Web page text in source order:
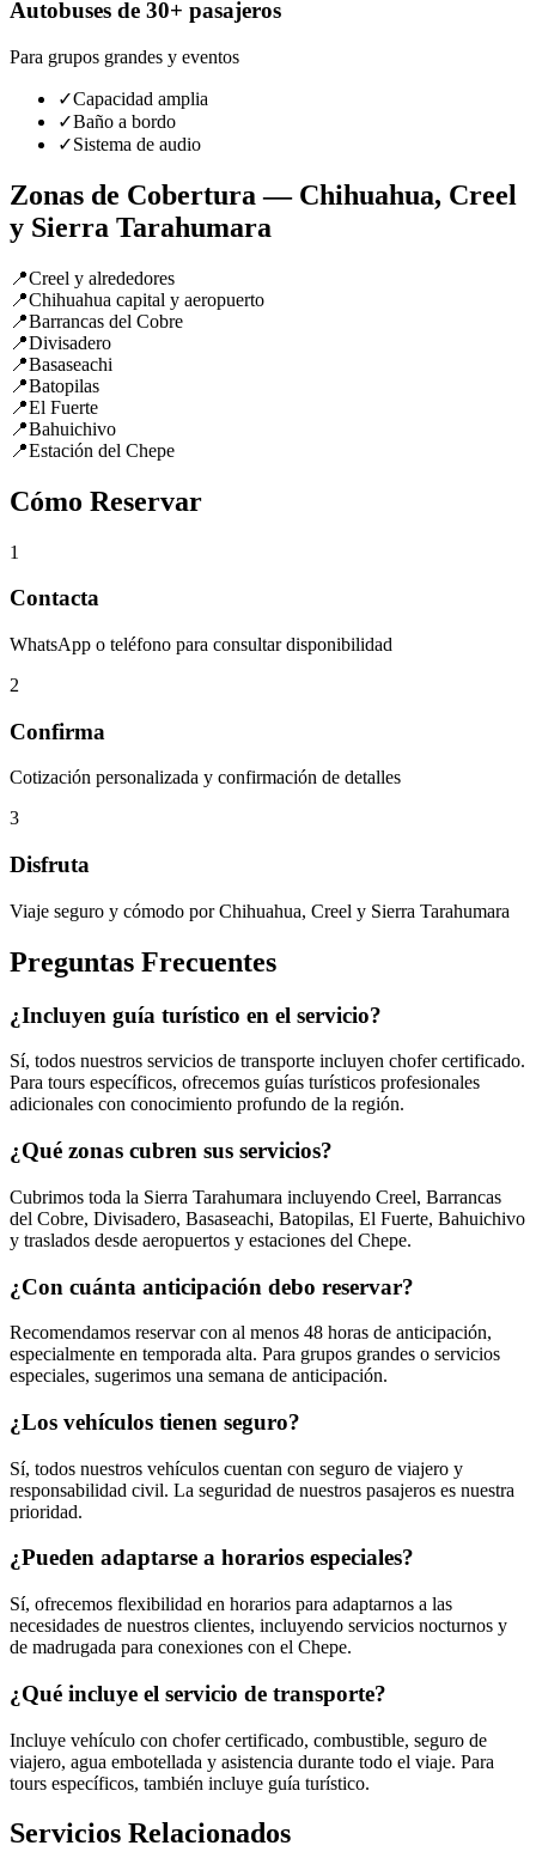
Autobuses de 30+ pasajeros
Para grupos grandes y eventos
✓Capacidad amplia
✓Baño a bordo
✓Sistema de audio
Zonas de Cobertura — Chihuahua, Creel
y Sierra Tarahumara
📍Creel y alrededores
📍Chihuahua capital y aeropuerto
📍Barrancas del Cobre
📍Divisadero
📍Basaseachi
📍Batopilas
📍El Fuerte
📍Bahuichivo
📍Estación del Chepe
Cómo Reservar
1
Contacta
WhatsApp o teléfono para consultar disponibilidad
2
Confirma
Cotización personalizada y confirmación de detalles
3
Disfruta
Viaje seguro y cómodo por Chihuahua, Creel y Sierra Tarahumara
Preguntas Frecuentes
¿Incluyen guía turístico en el servicio?
Sí, todos nuestros servicios de transporte incluyen chofer certificado.
Para tours específicos, ofrecemos guías turísticos profesionales
adicionales con conocimiento profundo de la región.
¿Qué zonas cubren sus servicios?
Cubrimos toda la Sierra Tarahumara incluyendo Creel, Barrancas
del Cobre, Divisadero, Basaseachi, Batopilas, El Fuerte, Bahuichivo
y traslados desde aeropuertos y estaciones del Chepe.
¿Con cuánta anticipación debo reservar?
Recomendamos reservar con al menos 48 horas de anticipación,
especialmente en temporada alta. Para grupos grandes o servicios
especiales, sugerimos una semana de anticipación.
¿Los vehículos tienen seguro?
Sí, todos nuestros vehículos cuentan con seguro de viajero y
responsabilidad civil. La seguridad de nuestros pasajeros es nuestra
prioridad.
¿Pueden adaptarse a horarios especiales?
Sí, ofrecemos flexibilidad en horarios para adaptarnos a las
necesidades de nuestros clientes, incluyendo servicios nocturnos y
de madrugada para conexiones con el Chepe.
¿Qué incluye el servicio de transporte?
Incluye vehículo con chofer certificado, combustible, seguro de
viajero, agua embotellada y asistencia durante todo el viaje. Para
tours específicos, también incluye guía turístico.
Servicios Relacionados